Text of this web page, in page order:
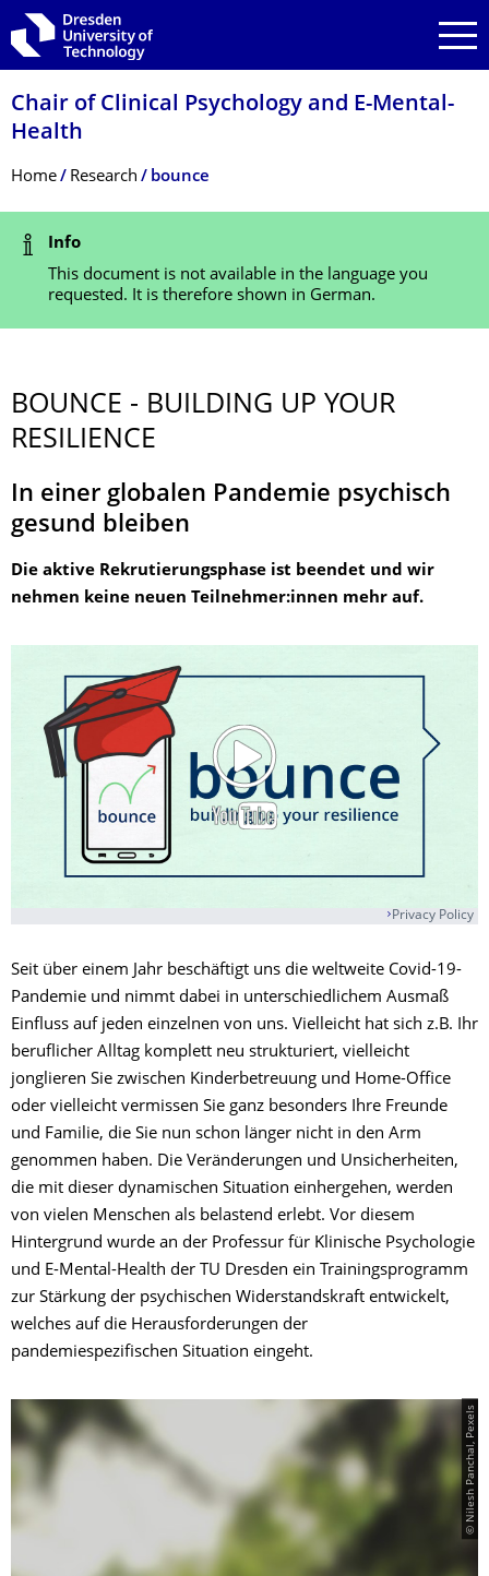
Skip to main navigation
Skip to search
Skip to content
Chair of Clinical Psychology and E-Mental-
Health
Breadcrumb Menu
Home Research bounce
Status Message
Info
This document is not available in the language you
requested. It is therefore shown in German.
BOUNCE - BUILDING UP YOUR
RESILIENCE
In einer globalen Pandemie psychisch
gesund bleiben
Die aktive Rekrutierungsphase ist beendet und wir
nehmen keine neuen Teilnehmer:innen mehr auf.
Privacy Policy
Seit über einem Jahr beschäftigt uns die weltweite Covid-19-
Pandemie und nimmt dabei in unterschiedlichem Ausmaß
Einfluss auf jeden einzelnen von uns. Vielleicht hat sich z.B. Ihr
beruflicher Alltag komplett neu strukturiert, vielleicht
jonglieren Sie zwischen Kinderbetreuung und Home-Office
oder vielleicht vermissen Sie ganz besonders Ihre Freunde
und Familie, die Sie nun schon länger nicht in den Arm
genommen haben. Die Veränderungen und Unsicherheiten,
die mit dieser dynamischen Situation einhergehen, werden
von vielen Menschen als belastend erlebt. Vor diesem
Hintergrund wurde an der Professur für Klinische Psychologie
und E-Mental-Health der TU Dresden ein Trainingsprogramm
zur Stärkung der psychischen Widerstandskraft entwickelt,
welches auf die Herausforderungen der
pandemiespezifischen Situation eingeht.
© Nilesh Panchal, Pexels